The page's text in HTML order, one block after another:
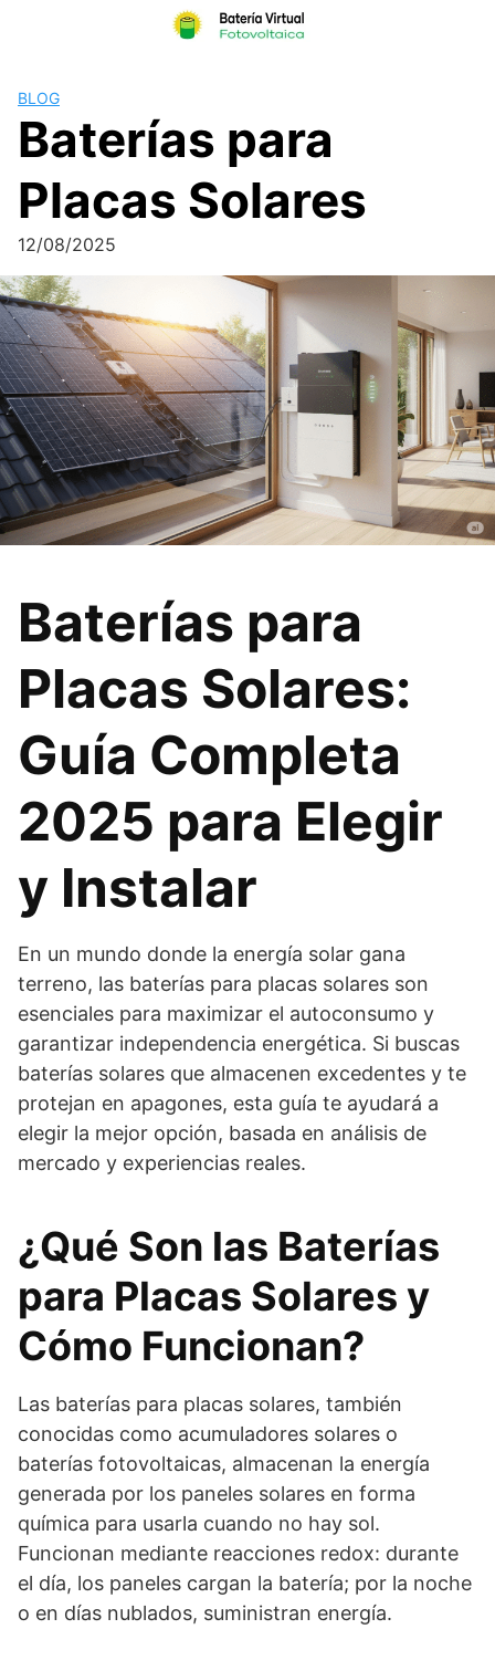
BLOG
Baterías para
Placas Solares
12/08/2025
Baterías para
Placas Solares:
Guía Completa
2025 para Elegir
y Instalar
En un mundo donde la energía solar gana
terreno, las baterías para placas solares son
esenciales para maximizar el autoconsumo y
garantizar independencia energética. Si buscas
baterías solares que almacenen excedentes y te
protejan en apagones, esta guía te ayudará a
elegir la mejor opción, basada en análisis de
mercado y experiencias reales.
¿Qué Son las Baterías
para Placas Solares y
Cómo Funcionan?
Las baterías para placas solares, también
conocidas como acumuladores solares o
baterías fotovoltaicas, almacenan la energía
generada por los paneles solares en forma
química para usarla cuando no hay sol.
Funcionan mediante reacciones redox: durante
el día, los paneles cargan la batería; por la noche
o en días nublados, suministran energía.